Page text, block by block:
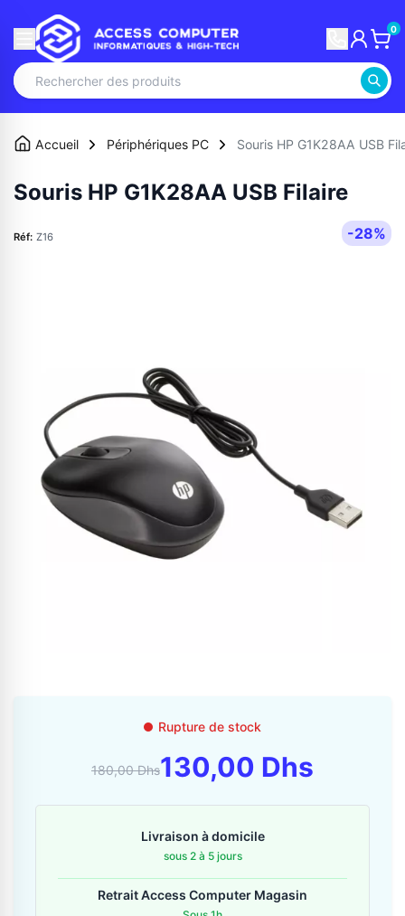
0
Envoyer un message
Accueil Périphériques PC Souris HP G1K28AA USB
Souris HP G1K28AA USB Filaire
Réf: Z16 -28%
Rupture de stock
180,00 Dhs130,00 Dhs
Livraison à domicile
sous 2 à 5 jours
Retrait Access Computer Magasin